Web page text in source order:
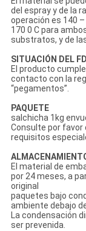
del espray y de la
operación es 140 –
170 0 C para
substratos, y de
SITUACIÓN DEL
El producto
contacto con la
“pegamentos”.
PAQUETE
salchicha 1kg
Consulte por favor
requisitos
El material de
por 24 meses, a
original
paquetes bajo
ambiente debajo
La condensación
ser prevenida.